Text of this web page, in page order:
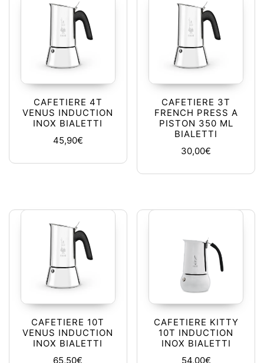
CAFETIERE 4T
VENUS INDUCTION
INOX BIALETTI
45,90€
CAFETIERE 3T
FRENCH PRESS A
PISTON 350 ML
BIALETTI
30,00€
CAFETIERE 10T
VENUS INDUCTION
INOX BIALETTI
65,50€
CAFETIERE KITTY
10T INDUCTION
INOX BIALETTI
54,00€